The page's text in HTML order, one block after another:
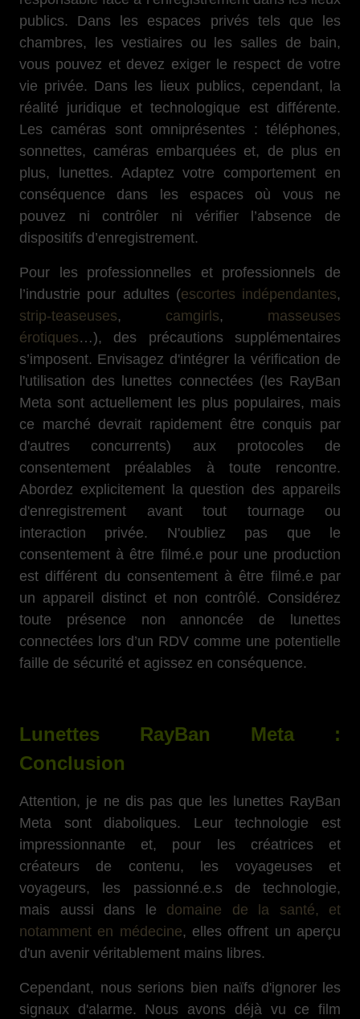
publics. Dans les espaces privés tels que les
chambres, les vestiaires ou les salles de bain,
vous pouvez et devez exiger le respect de votre
vie privée. Dans les lieux publics, cependant, la
réalité juridique et technologique est différente.
Les caméras sont omniprésentes : téléphones,
sonnettes, caméras embarquées et, de plus en
plus, lunettes. Adaptez votre comportement en
conséquence dans les espaces où vous ne
pouvez ni contrôler ni vérifier l’absence de
dispositifs d’enregistrement.
Pour les professionnelles et professionnels de
l’industrie pour adultes (escortes indépendantes,
strip-teaseuses, camgirls, masseuses
érotiques…), des précautions supplémentaires
s’imposent. Envisagez d'intégrer la vérification de
l'utilisation des lunettes connectées (les RayBan
Meta sont actuellement les plus populaires, mais
ce marché devrait rapidement être conquis par
d'autres concurrents) aux protocoles de
consentement préalables à toute rencontre.
Abordez explicitement la question des appareils
d'enregistrement avant tout tournage ou
interaction privée. N'oubliez pas que le
consentement à être filmé.e pour une production
est différent du consentement à être filmé.e par
un appareil distinct et non contrôlé. Considérez
toute présence non annoncée de lunettes
connectées lors d’un RDV comme une potentielle
faille de sécurité et agissez en conséquence.
Lunettes RayBan Meta :
Conclusion
Attention, je ne dis pas que les lunettes RayBan
Meta sont diaboliques. Leur technologie est
impressionnante et, pour les créatrices et
créateurs de contenu, les voyageuses et
voyageurs, les passionné.e.s de technologie,
mais aussi dans le domaine de la santé, et
notamment en médecine, elles offrent un aperçu
d'un avenir véritablement mains libres.
Cependant, nous serions bien naïfs d'ignorer les
signaux d'alarme. Nous avons déjà vu ce film